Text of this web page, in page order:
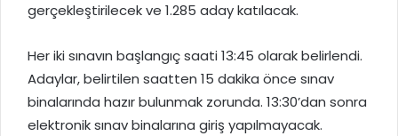
gerçekleştirilecek ve 1.285 aday katılacak.
Her iki sınavın başlangıç saati 13:45 olarak belirlendi.
Adaylar, belirtilen saatten 15 dakika önce sınav
binalarında hazır bulunmak zorunda. 13:30’dan sonra
elektronik sınav binalarına giriş yapılmayacak.